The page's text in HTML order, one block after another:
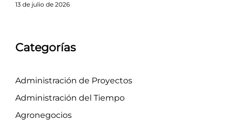
13 de julio de 2026
Categorías
Administración de Proyectos
Administración del Tiempo
Agronegocios